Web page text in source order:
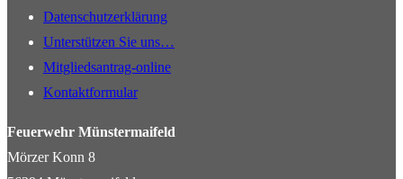
Datenschutzerklärung
Unterstützen Sie uns…
Mitgliedsantrag-online
Kontaktformular
Feuerwehr Münstermaifeld
Mörzer Konn 8